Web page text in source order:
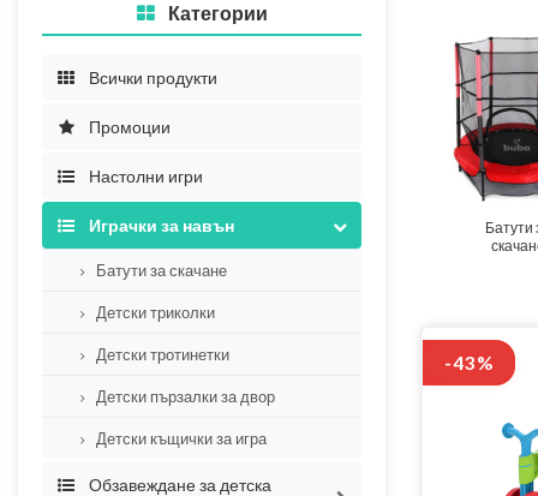
Категории
Всички продукти
Промоции
Настолни игри
Играчки за навън
Батути за скачане
Детски триколки
Детски тротинетки
Детски пързалки за двор
Детски къщички за игра
Обзавеждане за детска
Батути
-43%